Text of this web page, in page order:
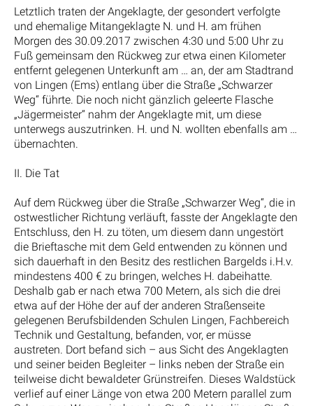
Letztlich traten der Angeklagte, der gesondert verfolgte
und ehemalige Mitangeklagte N. und H. am frühen
Morgen des 30.09.2017 zwischen 4:30 und 5:00 Uhr zu
Fuß gemeinsam den Rückweg zur etwa einen Kilometer
entfernt gelegenen Unterkunft am … an, der am Stadtrand
von Lingen (Ems) entlang über die Straße „Schwarzer
Weg“ führte. Die noch nicht gänzlich geleerte Flasche
„Jägermeister“ nahm der Angeklagte mit, um diese
unterwegs auszutrinken. H. und N. wollten ebenfalls am …
übernachten.
II. Die Tat
Auf dem Rückweg über die Straße „Schwarzer Weg“, die in
ostwestlicher Richtung verläuft, fasste der Angeklagte den
Entschluss, den H. zu töten, um diesem dann ungestört
die Brieftasche mit dem Geld entwenden zu können und
sich dauerhaft in den Besitz des restlichen Bargelds i.H.v.
mindestens 400 € zu bringen, welches H. dabeihatte.
Deshalb gab er nach etwa 700 Metern, als sich die drei
etwa auf der Höhe der auf der anderen Straßenseite
gelegenen Berufsbildenden Schulen Lingen, Fachbereich
Technik und Gestaltung, befanden, vor, er müsse
austreten. Dort befand sich – aus Sicht des Angeklagten
und seiner beiden Begleiter – links neben der Straße ein
teilweise dicht bewaldeter Grünstreifen. Dieses Waldstück
verlief auf einer Länge von etwa 200 Metern parallel zum